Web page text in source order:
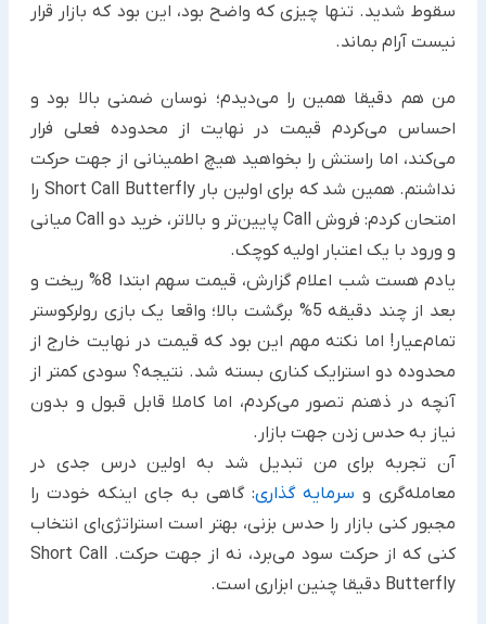
سقوط شدید. تنها چیزی که واضح بود، این بود که بازار قرار
نیست آرام بماند.
من هم دقیقا همین را می‌دیدم؛ نوسان ضمنی بالا بود و
احساس می‌کردم قیمت در نهایت از محدوده فعلی فرار
می‌کند، اما راستش را بخواهید هیچ اطمینانی از جهت حرکت
نداشتم. همین شد که برای اولین بار Short Call Butterfly را
امتحان کردم: فروش Call پایین‌تر و بالاتر، خرید دو Call میانی
و ورود با یک اعتبار اولیه کوچک.
یادم هست شب اعلام گزارش، قیمت سهم ابتدا 8% ریخت و
بعد از چند دقیقه 5% برگشت بالا؛ واقعا یک بازی رولرکوستر
تمام‌عیار! اما نکته مهم این بود که قیمت در نهایت خارج از
محدوده دو استرایک کناری بسته شد. نتیجه؟ سودی کمتر از
آنچه در ذهنم تصور می‌کردم، اما کاملا قابل قبول و بدون
نیاز به حدس زدن جهت بازار.
آن تجربه برای من تبدیل شد به اولین درس جدی در
معامله‌گری و سرمایه گذاری: گاهی به جای اینکه خودت را
مجبور کنی بازار را حدس بزنی، بهتر است استراتژی‌ای انتخاب
کنی که از حرکت سود می‌برد، نه از جهت حرکت. Short Call
Butterfly دقیقا چنین ابزاری است.